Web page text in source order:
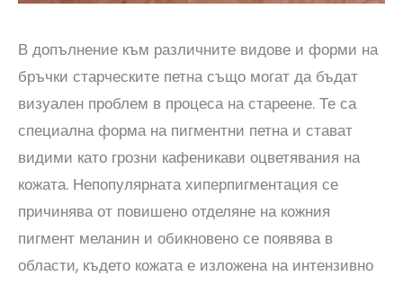
В допълнение към различните видове и форми на
бръчки старческите петна също могат да бъдат
визуален проблем в процеса на стареене. Те са
специална форма на пигментни петна и стават
видими като грозни кафеникави оцветявания на
кожата. Непопулярната хиперпигментация се
причинява от повишено отделяне на кожния
пигмент меланин и обикновено се появява в
области, където кожата е изложена на интензивно